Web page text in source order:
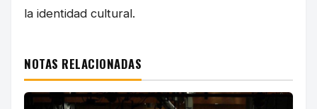
la identidad cultural.
NOTAS RELACIONADAS